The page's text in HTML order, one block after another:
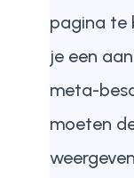
pagina te
je een
meta-
moeten